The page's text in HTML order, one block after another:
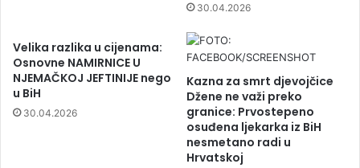
30.04.2026
Velika razlika u cijenama:
Osnovne NAMIRNICE U
NJEMAČKOJ JEFTINIJE nego
u BiH
30.04.2026
Kazna za smrt djevojčice
Džene ne važi preko
granice: Prvostepeno
osuđena ljekarka iz BiH
nesmetano radi u
Hrvatskoj